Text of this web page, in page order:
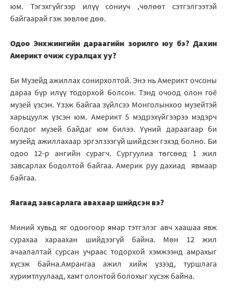
юм. Тэгэхгүйгээр илүү сониуч ,чөлөөт сэтгэлгээтэй
байгаарай гэж зөвлөе дөө.
Одоо Энхжингийн дараагийн зорилго юу бэ? Дахин
Америкт очиж суралцах уу?
Би Музейд ажиллах сонирхолтой. Энэ нь Америкт очсоны
дараа бүр илүү тодорхой болсон. Тэнд очоод олон гоё
музей үзсэн. Үзэж байгаа зүйлсээ Монголынхоо музейтэй
харьцуулж үзсэн юм. Америкт 5 мэдрэхүйгээрээ мэдэрч
болдог музей байдаг юм билээ. Үүний дараагаар би
музейд ажиллахаар эргэлзээгүй шийдсэн гэхэд болно. Би
одоо 12-р ангийн сурагч. Сургуулиа төгсөөд 1 жил
завсарлах бодолтой байгаа. Америк руу дахиад явмаар
байгаа.
Яагаад завсарлага авахаар шийдсэн вэ?
Миний хувьд яг одоогоор ямар тэтгэлэг авч хаашаа явж
сурахаа хараахан шийдээгүй байна. Мөн 12 жил
ачаалалтай сурсан учраас тодорхой хэмжээнд амрахыг
хүсэж байна.Амрангаа ажил хийж үзээд, туршлага
хуримтлуулаад, хамт олонтой болохыг хүсэж байна.